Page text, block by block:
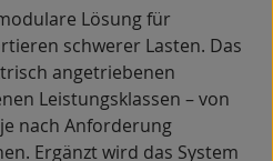
Lösung für
schwerer Lasten. Das
angetriebenen
Leistungsklassen – von
nach Anforderung
Ergänzt wird das System